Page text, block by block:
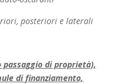
posteriori e laterali
passaggio di proprietà),
di finanziamento,